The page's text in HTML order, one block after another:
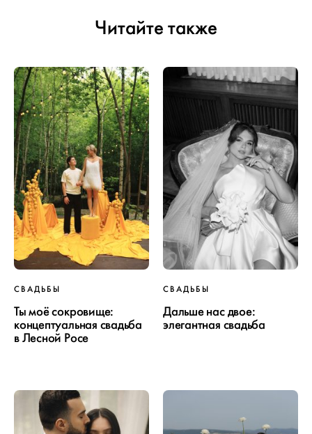
Читайте также
СВАДЬБЫ
Ты моё сокровище:
концептуальная свадьба
в Лесной Росе
СВАДЬБЫ
Дальше нас двое:
элегантная свадьба